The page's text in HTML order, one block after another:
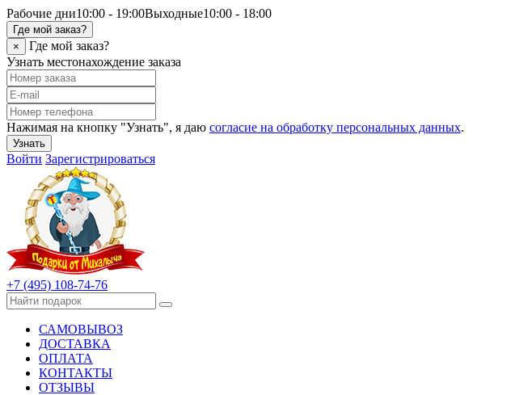
Рабочие дни10:00 - 19:00Выходные10:00 - 18:00
Где мой заказ?
×
Где мой заказ?
Узнать местонахождение заказа
Нажимая на кнопку "Узнать", я даю согласие на обработку персональных данных.
Узнать
Войти Зарегистрироваться
+7 (495) 108-74-76
САМОВЫВОЗ
ДОСТАВКА
ОПЛАТА
КОНТАКТЫ
ОТЗЫВЫ